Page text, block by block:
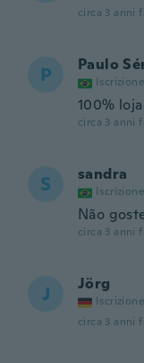
circa 3 anni
P Paulo
100%
circa 3 anni
S sandra
Não
circa 3 anni
J Jörg
circa 3 anni